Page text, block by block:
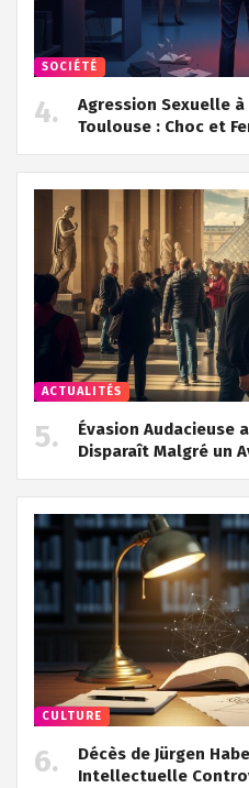
SOCIÉTÉ
Agression Sexuelle
Toulouse : Choc et
ACTUALITÉS
Évasion Audacieuse
Disparaît Malgré un
CULTURE
Décès de Jürgen
Intellectuelle